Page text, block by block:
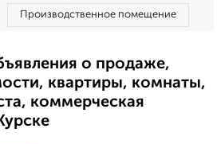
Производственное помещение
о продаже,
квартиры, комнаты,
коммерческая